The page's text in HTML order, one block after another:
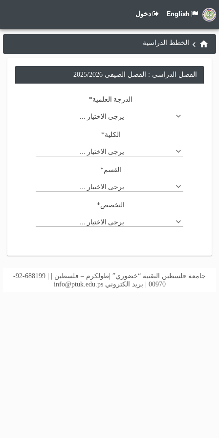
دخول
الخطط الدراسية
الفصل الدراسي : الفصل الصيفي 2025/2026
الدرجة العلمية*
يرجى الاختيار ...
الكلية*
يرجى الاختيار ...
القسم*
يرجى الاختيار ...
التخصص*
يرجى الاختيار ...
جامعة فلسطين التقنية “خضوري” |طولكرم – فلسطين | | 688199-92-
00970 | بريد الكتروني
info@ptuk.edu.ps